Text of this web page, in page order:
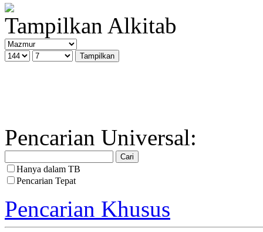
Tampilkan Alkitab
Pencarian Universal:
Hanya dalam TB
Pencarian Tepat
Pencarian Khusus